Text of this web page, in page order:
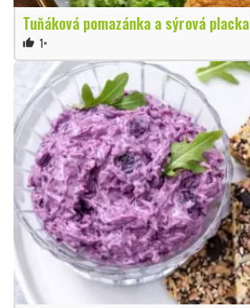
Tuňáková pomazánka a sýrová placka
thumb_up 1×